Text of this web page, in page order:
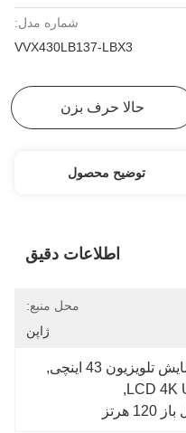
شماره مدل:
VVX430LB137-LBX3
حالا حرف بزن
توضیح محصول
اطلاعات دقیق
محل منبع:
ژاپن
43 اینچی
,
,
هرتز